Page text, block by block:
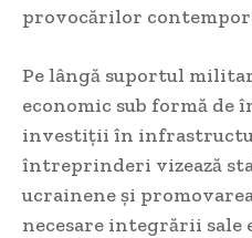
provocărilor
Pe lângă suportul
economic sub formă
investiții în
întreprinderi vizează
ucrainene și
necesare integrării